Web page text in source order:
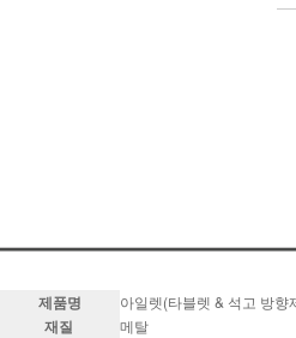
제품명 아일렛(타블렛 & 석고 방향
재질 메탈